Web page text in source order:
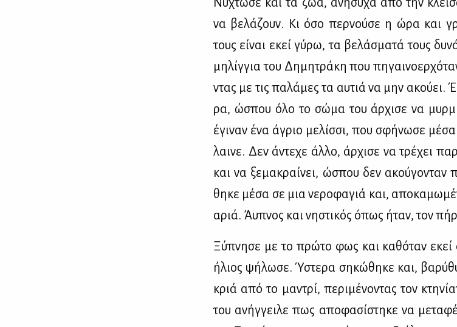
να βε­λά­ζουν. Κι όσο περ­νού­σε η ώρα και
τους εί­ναι εκεί γύ­ρω, τα βε­λά­σμα­τά τους
μη­λίγ­για του Δη­μη­τρά­κη που
ντας με τις πα­λά­μες τα αυ­τιά να μην ακού­ει.
ρα, ώσπου όλο το σώ­μα του άρ­χι­σε να
έγι­ναν ένα άγριο με­λίσ­σι, που σφή­νω­σε
λαι­νε. Δεν άντε­χε άλ­λο, άρ­χι­σε να τρέ­χει
και να ξε­μα­κραί­νει, ώσπου δεν
θη­κε μέ­σα σε μια νε­ρο­φα­γιά και,
αριά. Άυ­πνος και νη­στι­κός όπως ήταν, τον
Ξύ­πνη­σε με το πρώ­το φως και κα­θό­ταν εκεί
ήλιος ψή­λω­σε. Ύστε­ρα ση­κώ­θη­κε και,
κριά από το μα­ντρί, πε­ρι­μέ­νο­ντας τον
του ανήγ­γει­λε πως απο­φα­σί­στη­κε να